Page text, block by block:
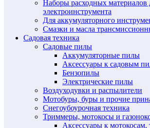
Наборы расходных материалов
электроинструмента
Для аккумуляторного
Смазки и масла
Садовая техника
Садовые пилы
Аккумуляторные пилы
Аксессуары к садовым
Бензопилы
Электрические пилы
Воздуходувки и распылители
Мотобуры, буры и прочие
Снегоубоурочная техника
Триммеры, мотокосы и
Аксессуары к